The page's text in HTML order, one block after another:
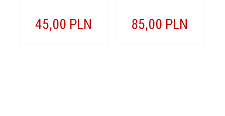
45,00 PLN 85,00 PLN